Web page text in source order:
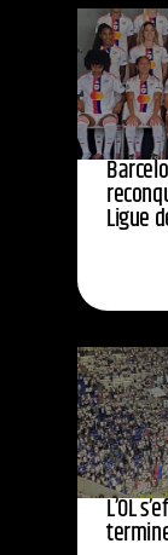
Ligue
L’OL